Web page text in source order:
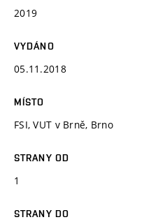
2019
VYDÁNO
05.11.2018
MÍSTO
FSI, VUT v Brně, Brno
STRANY OD
1
STRANY DO